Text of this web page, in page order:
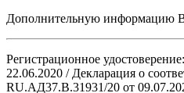
Дополнительную информацию
Регистрационное
22.06.2020 / Декларация о
RU.АД37.В.31931/20 от